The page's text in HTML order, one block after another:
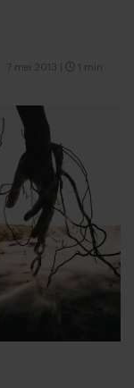
7 mei 2013 1 min